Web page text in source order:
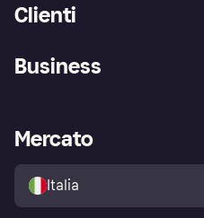
Clienti
Esplora i negozi
Politica di protezione
dell'acquirente Klarna
Business
Accesso aziende
Mercato
Italia